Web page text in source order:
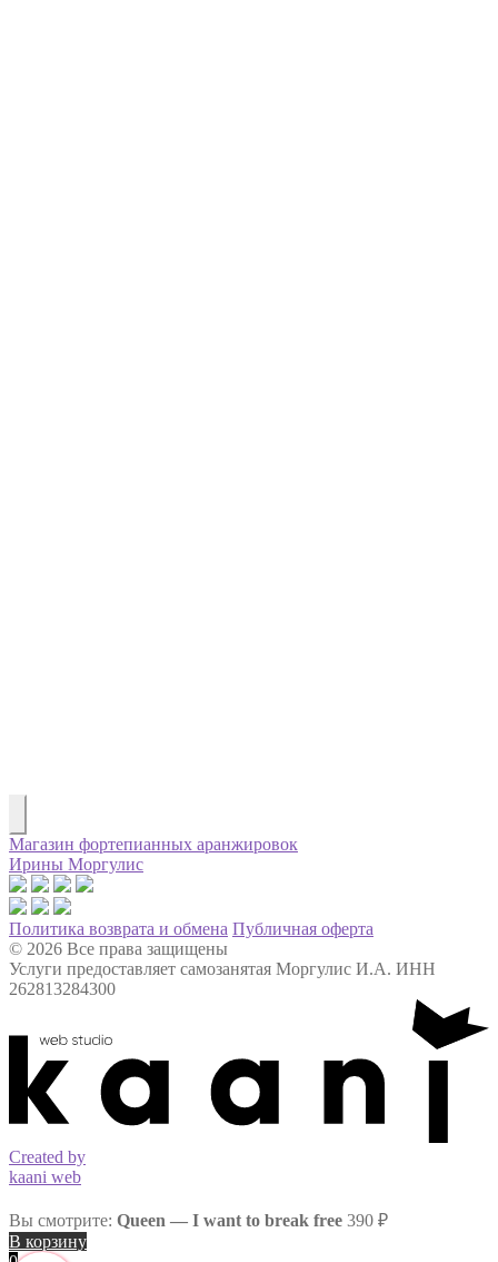
Магазин фортепианных аранжировок
Ирины Моргулис
Политика возврата и обмена Публичная оферта
© 2026 Все права защищены
Услуги предоставляет самозанятая Моргулис И.А. ИНН
262813284300
Created by
kaani web
Вы смотрите: Queen — I want to break free 390 ₽
В корзину